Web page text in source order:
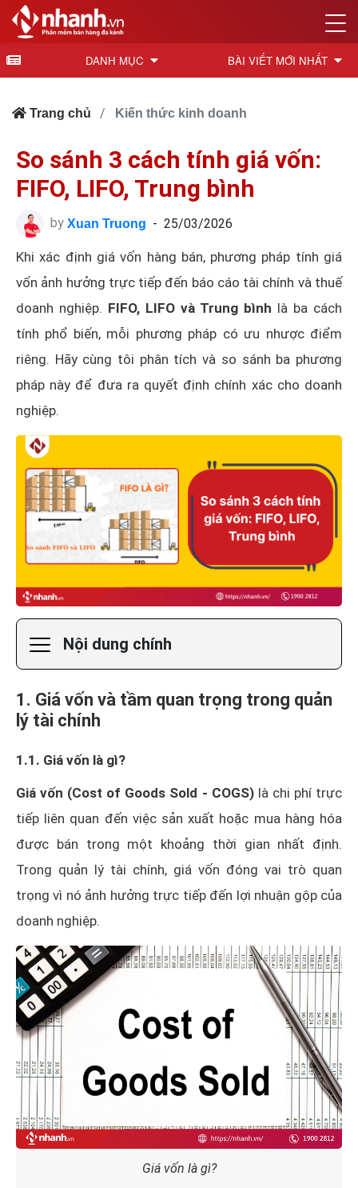
DANH MỤC BÀI VIẾT MỚI NHẤT
Trang chủ Kiến thức kinh doanh
So sánh 3 cách tính giá vốn:
FIFO, LIFO, Trung bình
by Xuan Truong - 25/03/2026
Khi xác định giá vốn hàng bán, phương pháp tính giá
vốn ảnh hưởng trực tiếp đến báo cáo tài chính và thuế
doanh nghiệp. FIFO, LIFO và Trung bình là ba cách
tính phổ biến, mỗi phương pháp có ưu nhược điểm
riêng. Hãy cùng tôi phân tích và so sánh ba phương
pháp này để đưa ra quyết định chính xác cho doanh
nghiệp.
Nội dung chính
1. Giá vốn và tầm quan trọng trong quản
lý tài chính
1.1. Giá vốn là gì?
Giá vốn (Cost of Goods Sold - COGS)là chi phí trực
tiếp liên quan đến việc sản xuất hoặc mua hàng hóa
được bán trong một khoảng thời gian nhất định.
Trong quản lý tài chính, giá vốn đóng vai trò quan
trọng vì nó ảnh hưởng trực tiếp đến lợi nhuận gộp của
doanh nghiệp.
Giá vốn là gì?